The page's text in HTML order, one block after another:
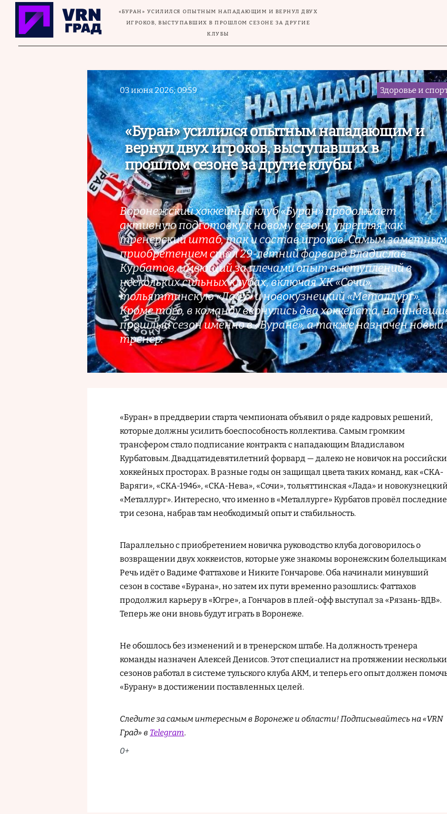
Перейти к основному содержанию«БУРАН» УСИЛИЛСЯ ОПЫТНЫМ НАПАДАЮЩИМ И ВЕРНУЛ ДВУХ
ИГРОКОВ, ВЫСТУПАВШИХ В ПРОШЛОМ СЕЗОНЕ ЗА ДРУГИЕ
КЛУБЫ
03 июня 2026, 09:59 Здоровье и
«Буран» усилился опытным нападающим и
вернул двух игроков, выступавших в
прошлом сезоне за другие клубы
Воронежский хоккейный клуб «Буран» продолжает
активную подготовку к новому сезону, укрепляя как
тренерский штаб, так и состав игроков. Самым заметным
приобретением стал 29-летний форвард Владислав
Курбатов, имеющий за плечами опыт выступлений в
нескольких сильных клубах, включая ХК «Сочи»,
тольяттинскую «Ладу» и новокузнецкий «Металлург».
Кроме того, в команду вернулись два хоккеиста,
прошлый сезон именно в «Буране», а также назначен новый
тренер.
«Буран» в преддверии старта чемпионата объявил о ряде кадровых решений,
которые должны усилить боеспособность коллектива. Самым громким
трансфером стало подписание контракта с нападающим Владиславом
Курбатовым. Двадцатидевятилетний форвард — далеко не новичок на
хоккейных просторах. В разные годы он защищал цвета таких команд, как «СКА-
Варяги», «СКА-1946», «СКА-Нева», «Сочи», тольяттинская «Лада» и новокузнецкий
«Металлург». Интересно, что именно в «Металлурге» Курбатов провёл последние
три сезона, набрав там необходимый опыт и стабильность.
Параллельно с приобретением новичка руководство клуба договорилось о
возвращении двух хоккеистов, которые уже знакомы воронежским
Речь идёт о Вадиме Фаттахове и Никите Гончарове. Оба начинали минувший
сезон в составе «Бурана», но затем их пути временно разошлись: Фаттахов
продолжил карьеру в «Югре», а Гончаров в плей-офф выступал за «Рязань-ВДВ».
Теперь же они вновь будут играть в Воронеже.
Не обошлось без изменений и в тренерском штабе. На должность тренера
команды назначен Алексей Денисов. Этот специалист на протяжении
сезонов работал в системе тульского клуба АКМ, и теперь его опыт должен
«Бурану» в достижении поставленных целей.
Следите за самым интересным в Воронеже и области! Подписывайтесь на «VRN
Град» в Telegram.
0+